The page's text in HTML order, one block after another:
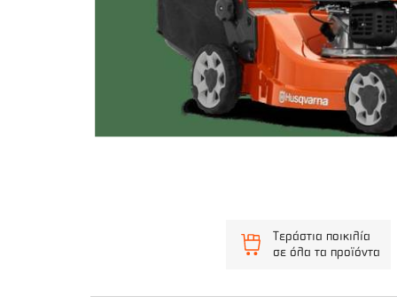
Τεράστια ποικιλία
σε όλα τα προϊόντα